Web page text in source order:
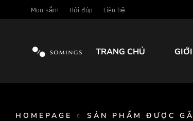
Mua sắm Hỏi đáp Liên hệ
TRANG CHỦ
HOMEPAGE SẢN PHẨM ĐƯỢC